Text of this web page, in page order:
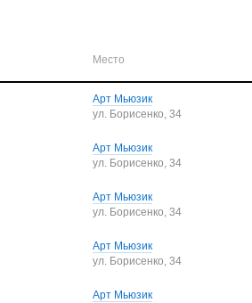
Место
Арт Мьюзик
ул. Борисенко, 34
Арт Мьюзик
ул. Борисенко, 34
Арт Мьюзик
ул. Борисенко, 34
Арт Мьюзик
ул. Борисенко, 34
Арт Мьюзик